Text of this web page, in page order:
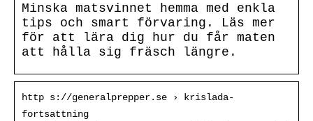
Minska matsvinnet hemma med enkla
tips och smart förvaring. Läs mer
för att lära dig hur du får maten
att hålla sig fräsch längre.
http s://generalprepper.se › krislada-
fortsattning